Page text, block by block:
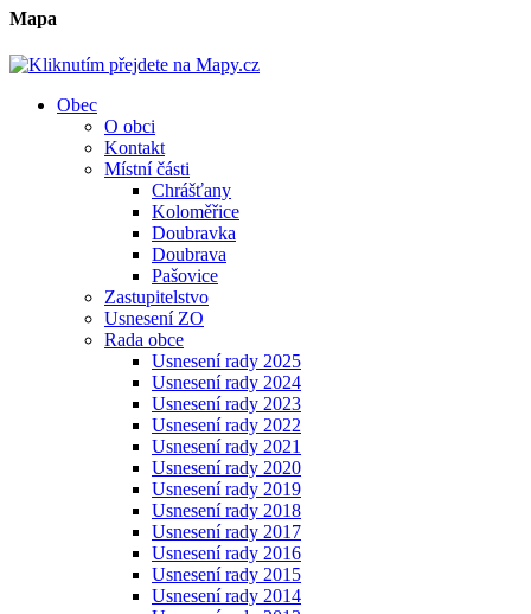
Mapa
Obec
O obci
Kontakt
Místní části
Chrášťany
Koloměřice
Doubravka
Doubrava
Pašovice
Zastupitelstvo
Usnesení ZO
Rada obce
Usnesení rady 2025
Usnesení rady 2024
Usnesení rady 2023
Usnesení rady 2022
Usnesení rady 2021
Usnesení rady 2020
Usnesení rady 2019
Usnesení rady 2018
Usnesení rady 2017
Usnesení rady 2016
Usnesení rady 2015
Usnesení rady 2014